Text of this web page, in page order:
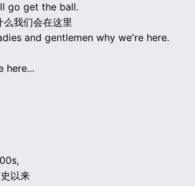
go get the ball.
我们会在这里
and gentlemen why we're here.
here...
以来